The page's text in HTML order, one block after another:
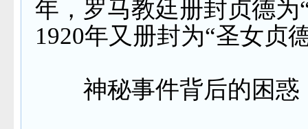
年，罗马教廷册封贞德为
1920年又册封为“圣女贞
神秘事件背后的困惑